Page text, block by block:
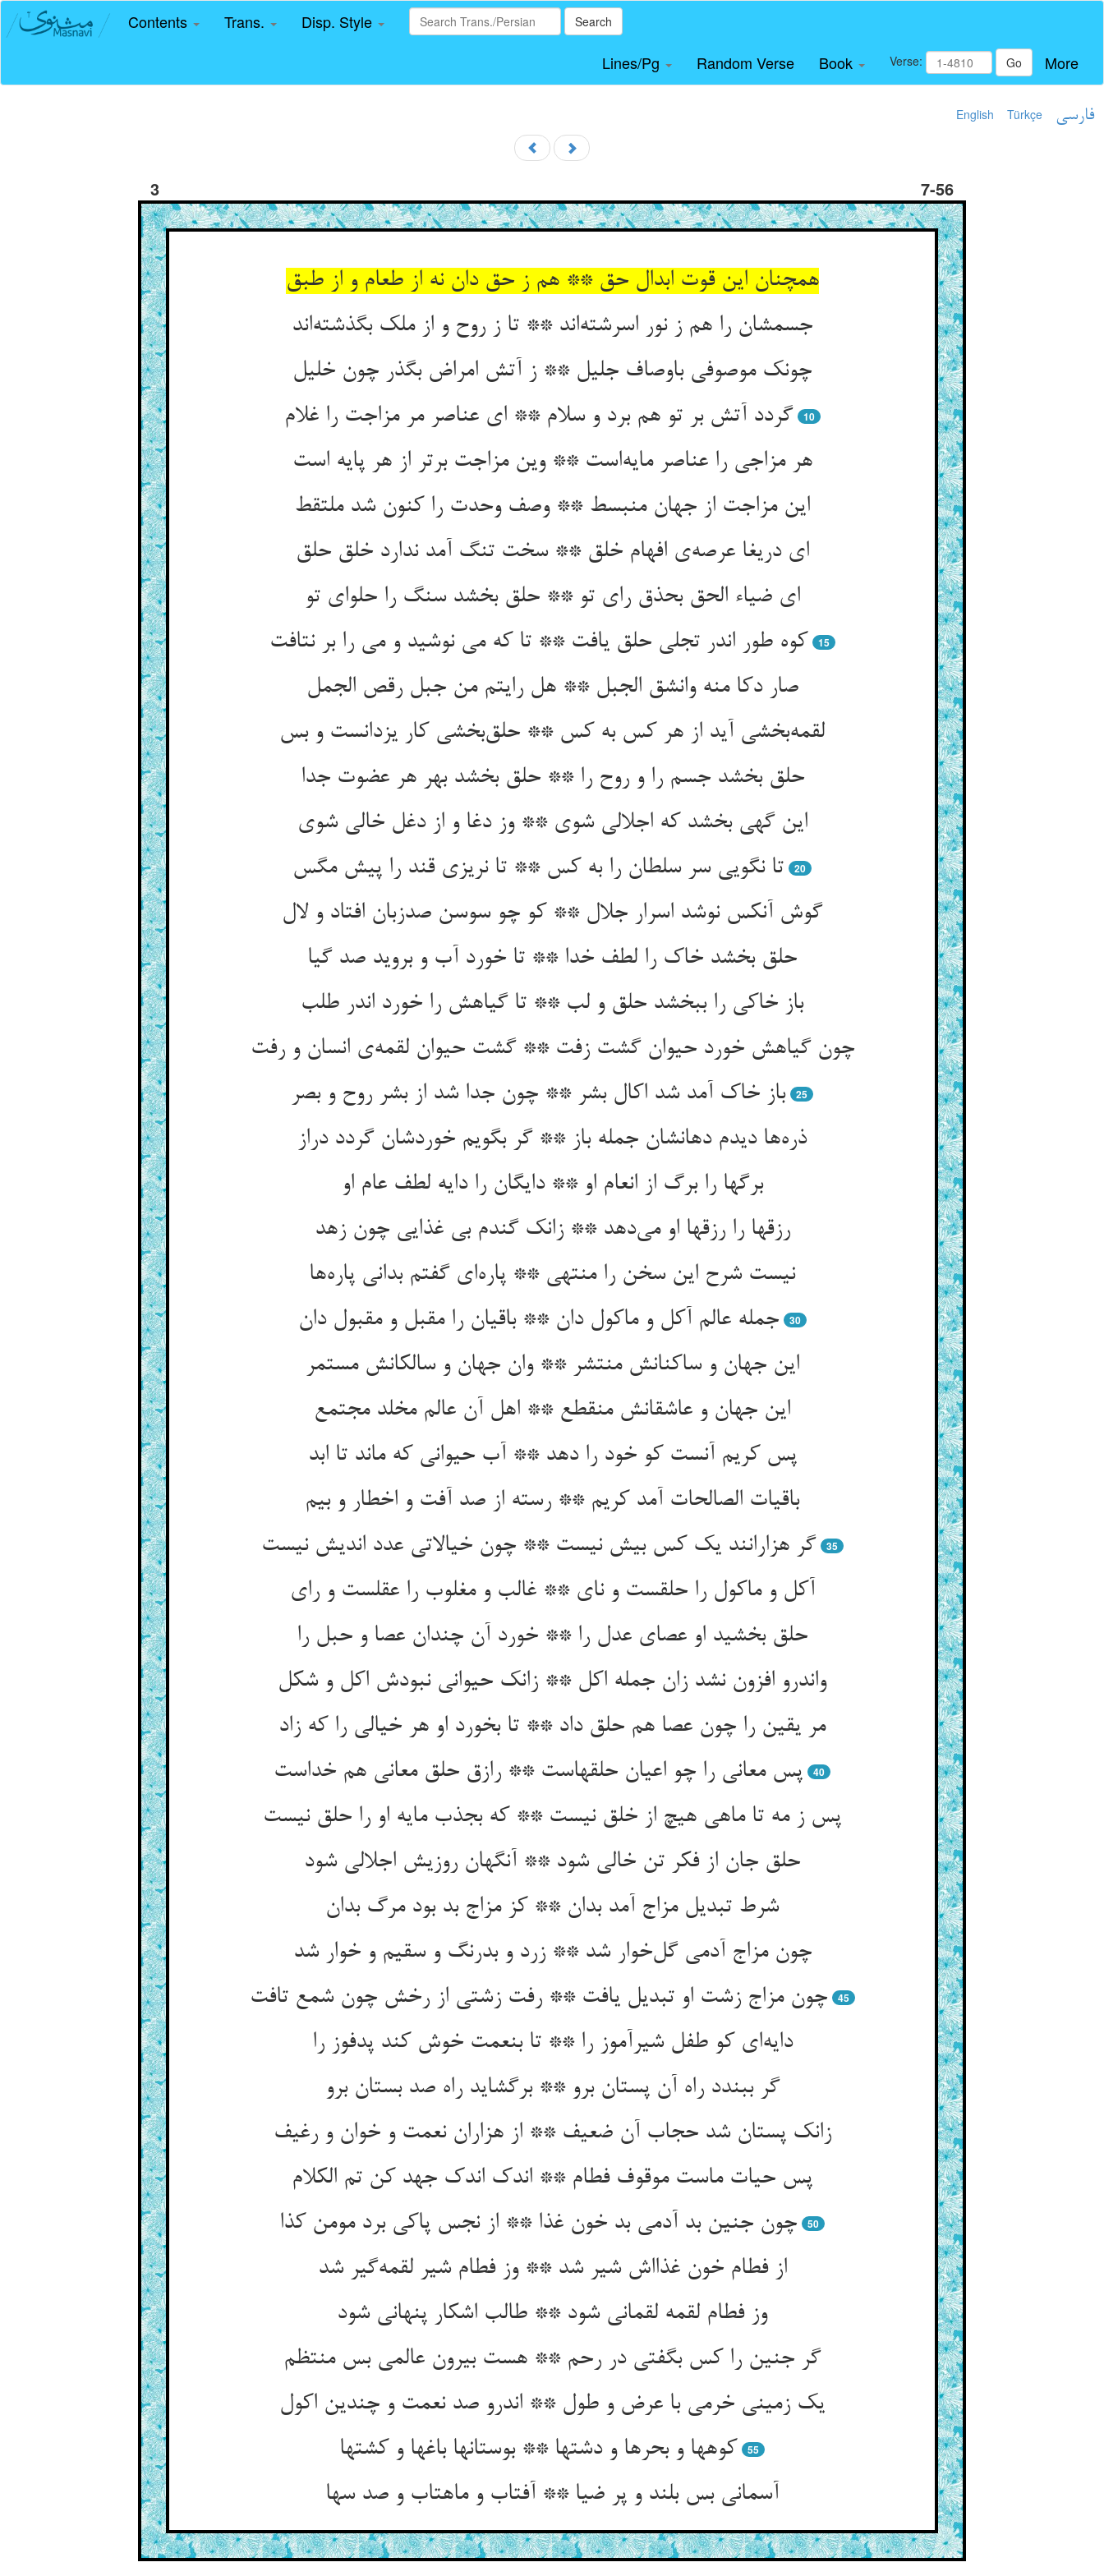
Contents Trans. Disp. Style Search
Lines/Pg Random Verse Book Verse: Go More
English Türkçe فارسی
3 7-56
همچنان این قوت ابدال حق ** هم ز حق دان نه از طعام و از طبق
جسمشان را هم ز نور اسرشته‌اند ** تا ز روح و از ملک بگذشته‌اند
چونک موصوفی باوصاف جلیل ** ز آتش امراض بگذر چون خلیل
گردد آتش بر تو هم برد و سلام ** ای عناصر مر مزاجت را غلام
10
هر مزاجی را عناصر مایه‌است ** وین مزاجت برتر از هر پایه است
این مزاجت از جهان منبسط ** وصف وحدت را کنون شد ملتقط
ای دریغا عرصه‌ی افهام خلق ** سخت تنگ آمد ندارد خلق حلق
ای ضیاء الحق بحذق رای تو ** حلق بخشد سنگ را حلوای تو
کوه طور اندر تجلی حلق یافت ** تا که می نوشید و می را بر نتافت
15
صار دکا منه وانشق الجبل ** هل رایتم من جبل رقص الجمل
لقمه‌بخشی آید از هر کس به کس ** حلق‌بخشی کار یزدانست و بس
حلق بخشد جسم را و روح را ** حلق بخشد بهر هر عضوت جدا
این گهی بخشد که اجلالی شوی ** وز دغا و از دغل خالی شوی
تا نگویی سر سلطان را به کس ** تا نریزی قند را پیش مگس
20
گوش آنکس نوشد اسرار جلال ** کو چو سوسن صدزبان افتاد و لال
حلق بخشد خاک را لطف خدا ** تا خورد آب و بروید صد گیا
باز خاکی را ببخشد حلق و لب ** تا گیاهش را خورد اندر طلب
چون گیاهش خورد حیوان گشت زفت ** گشت حیوان لقمه‌ی انسان و رفت
باز خاک آمد شد اکال بشر ** چون جدا شد از بشر روح و بصر
25
ذره‌ها دیدم دهانشان جمله باز ** گر بگویم خوردشان گردد دراز
برگها را برگ از انعام او ** دایگان را دایه لطف عام او
رزقها را رزقها او می‌دهد ** زانک گندم بی غذایی چون زهد
نیست شرح این سخن را منتهی ** پاره‌ای گفتم بدانی پاره‌ها
جمله عالم آکل و ماکول دان ** باقیان را مقبل و مقبول دان
30
این جهان و ساکنانش منتشر ** وان جهان و سالکانش مستمر
این جهان و عاشقانش منقطع ** اهل آن عالم مخلد مجتمع
پس کریم آنست کو خود را دهد ** آب حیوانی که ماند تا ابد
باقیات الصالحات آمد کریم ** رسته از صد آفت و اخطار و بیم
گر هزارانند یک کس بیش نیست ** چون خیالاتی عدد اندیش نیست
35
آکل و ماکول را حلقست و نای ** غالب و مغلوب را عقلست و رای
حلق بخشید او عصای عدل را ** خورد آن چندان عصا و حبل را
واندرو افزون نشد زان جمله اکل ** زانک حیوانی نبودش اکل و شکل
مر یقین را چون عصا هم حلق داد ** تا بخورد او هر خیالی را که زاد
پس معانی را چو اعیان حلقهاست ** رازق حلق معانی هم خداست
40
پس ز مه تا ماهی هیچ از خلق نیست ** که بجذب مایه او را حلق نیست
حلق جان از فکر تن خالی شود ** آنگهان روزیش اجلالی شود
شرط تبدیل مزاج آمد بدان ** کز مزاج بد بود مرگ بدان
چون مزاج آدمی گل‌خوار شد ** زرد و بدرنگ و سقیم و خوار شد
چون مزاج زشت او تبدیل یافت ** رفت زشتی از رخش چون شمع تافت
45
دایه‌ای کو طفل شیرآموز را ** تا بنعمت خوش کند پدفوز را
گر ببندد راه آن پستان برو ** برگشاید راه صد بستان برو
زانک پستان شد حجاب آن ضعیف ** از هزاران نعمت و خوان و رغیف
پس حیات ماست موقوف فطام ** اندک اندک جهد کن تم الکلام
چون جنین بد آدمی بد خون غذا ** از نجس پاکی برد مومن کذا
50
از فطام خون غذااش شیر شد ** وز فطام شیر لقمه‌گیر شد
وز فطام لقمه لقمانی شود ** طالب اشکار پنهانی شود
گر جنین را کس بگفتی در رحم ** هست بیرون عالمی بس منتظم
یک زمینی خرمی با عرض و طول ** اندرو صد نعمت و چندین اکول
کوهها و بحرها و دشتها ** بوستانها باغها و کشتها
55
آسمانی بس بلند و پر ضیا ** آفتاب و ماهتاب و صد سها